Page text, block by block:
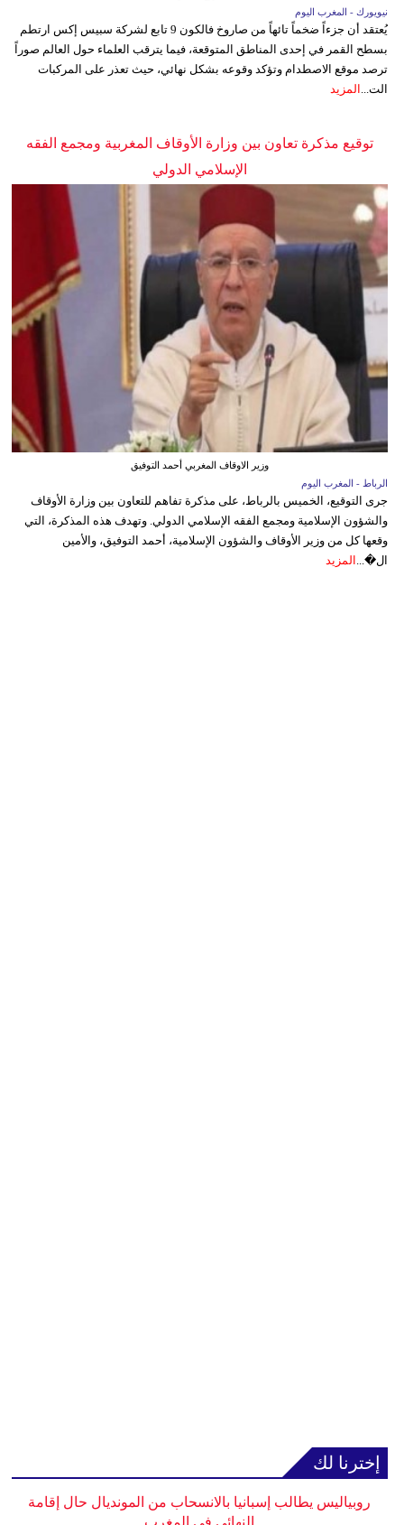
نيويورك - المغرب اليوم
يُعتقد أن جزءاً ضخماً تائهاً من صاروخ فالكون 9 تابع لشركة سبيس إكس ارتطم
بسطح القمر في إحدى المناطق المتوقعة، فيما يترقب العلماء حول العالم صوراً
ترصد موقع الاصطدام وتؤكد وقوعه بشكل نهائي، حيث تعذر على المركبات
الت... المزيد
توقيع مذكرة تعاون بين وزارة الأوقاف المغربية ومجمع الفقه
الإسلامي الدولي
وزير الاوقاف المغربي أحمد التوفيق
الرباط - المغرب اليوم
جرى التوقيع، الخميس بالرباط، على مذكرة تفاهم للتعاون بين وزارة الأوقاف
والشؤون الإسلامية ومجمع الفقه الإسلامي الدولي. وتهدف هذه المذكرة، التي
وقعها كل من وزير الأوقاف والشؤون الإسلامية، أحمد التوفيق، والأمين
ال�... المزيد
إخترنا لك
روبياليس يطالب إسبانيا بالانسحاب من المونديال حال إقامة